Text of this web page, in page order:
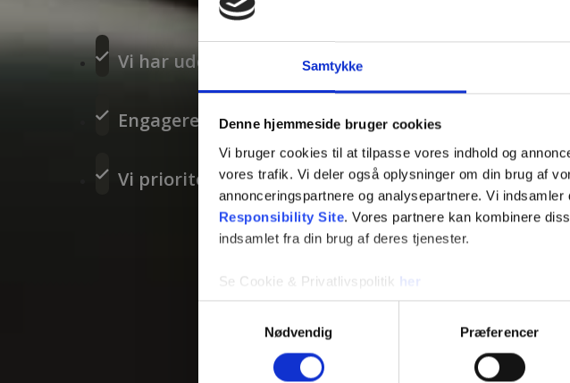
Samtykke
Denne hjemmeside bruger cookies
Vi bruger cookies til at tilpasse vores indhold og
vores trafik. Vi deler også oplysninger om din brug af
annonceringspartnere og analysepartnere. Vi
Responsibility Site. Vores partnere kan kombinere
indsamlet fra din brug af deres tjenester.
Se Cookie & Privatlivspolitik her
Nødvendig
Præferencer
Vi har uddannet sikre bilister i Taastrup siden 1999
Engagerede kørelærere, der guider og støtter dig
Vi prioriterer din tryghed og selvtillid bag rattet